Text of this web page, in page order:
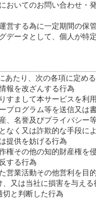
おいてのお問い合わせ
営する為に一定期間の保
データとして、個人が特
あたり、次の各項に定め
報を改ざんする行為
すまして本サービスを利
プログラム等を送信又は
、名誉及びプライバシー
なく又は詐欺的な手段
提供を妨げる行為
権その他の知的財産権を
する行為
営業活動その他営利を目
、又は当社に損害を与える
切と判断した行為